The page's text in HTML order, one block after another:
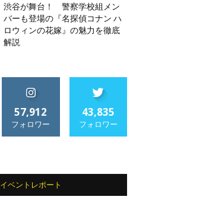
渋谷が舞台！ 警察学校組メン
バーも登場の『名探偵コナン ハ
ロウィンの花嫁』の魅力を徹底
解説
57,912
フォロワー
43,835
フォロワー
イベントレポート